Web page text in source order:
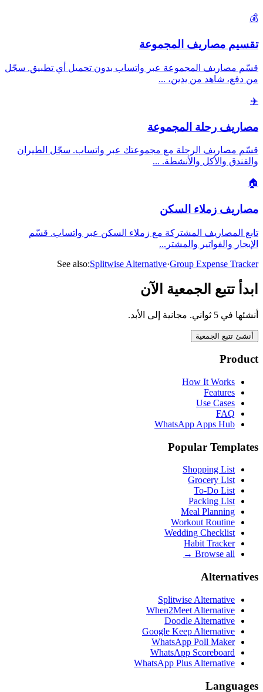
💰
تقسيم مصاريف المجموعة
قسّم مصاريف المجموعة عبر واتساب بدون تحميل أي تطبيق. سجّل
من دفع، شاهد من يدين، ...
✈️
مصاريف رحلة المجموعة
قسّم مصاريف الرحلة مع مجموعتك عبر واتساب. سجّل الطيران
والفندق والأكل والأنشطة. ...
🏠
مصاريف زملاء السكن
تابع المصاريف المشتركة مع زملاء السكن عبر واتساب. قسّم
الإيجار والفواتير والمشتر ...
See also:Splitwise Alternative·Group Expense Tracker
ابدأ تتبع الجمعية الآن
أنشئها في 5 ثواني. مجانية إلى الأبد.
أنشئ تتبع الجمعية
Product
How It Works
Features
Use Cases
FAQ
WhatsApp Apps Hub
Popular Templates
Shopping List
Grocery List
To-Do List
Packing List
Meal Planning
Workout Routine
Wedding Checklist
Habit Tracker
Browse all →
Alternatives
Splitwise Alternative
When2Meet Alternative
Doodle Alternative
Google Keep Alternative
WhatsApp Poll Maker
WhatsApp Scoreboard
WhatsApp Plus Alternative
Languages